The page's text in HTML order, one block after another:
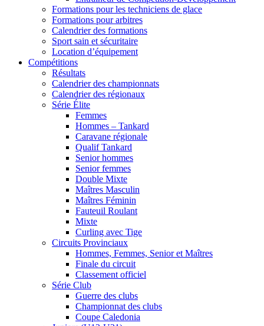
Formations pour les techniciens de glace
Formations pour arbitres
Calendrier des formations
Sport sain et sécuritaire
Location d’équipement
Compétitions
Résultats
Calendrier des championnats
Calendrier des régionaux
Série Élite
Femmes
Hommes – Tankard
Caravane régionale
Qualif Tankard
Senior hommes
Senior femmes
Double Mixte
Maîtres Masculin
Maîtres Féminin
Fauteuil Roulant
Mixte
Curling avec Tige
Circuits Provinciaux
Hommes, Femmes, Senior et Maîtres
Finale du circuit
Classement officiel
Série Club
Guerre des clubs
Championnat des clubs
Coupe Caledonia